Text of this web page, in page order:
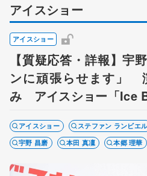
アイスショー
アイスショー
【質疑応答・詳報】宇
ンに頑張らせます」
み アイスショー「Ice
アイスショー ステファン ランビエ
宇野 昌磨
本田 真凜 本郷 理華